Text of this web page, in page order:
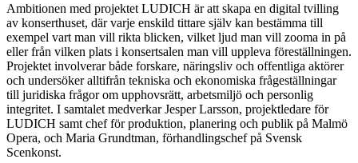
Ambitionen med projektet LUDICH är att skapa en digital tvilling
av konserthuset, där varje enskild tittare själv kan bestämma till
exempel vart man vill rikta blicken, vilket ljud man vill zooma in på
eller från vilken plats i konsertsalen man vill uppleva föreställningen.
Projektet involverar både forskare, näringsliv och offentliga aktörer
och undersöker alltifrån tekniska och ekonomiska frågeställningar
till juridiska frågor om upphovsrätt, arbetsmiljö och personlig
integritet. I samtalet medverkar Jesper Larsson, projektledare för
LUDICH samt chef för produktion, planering och publik på Malmö
Opera, och Maria Grundtman, förhandlingschef på Svensk
Scenkonst.